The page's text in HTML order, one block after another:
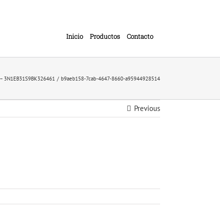
Inicio Productos Contacto
3N1EB31S9BK326461 b9aeb158-7cab-4647-8660-a95944928514
Previous